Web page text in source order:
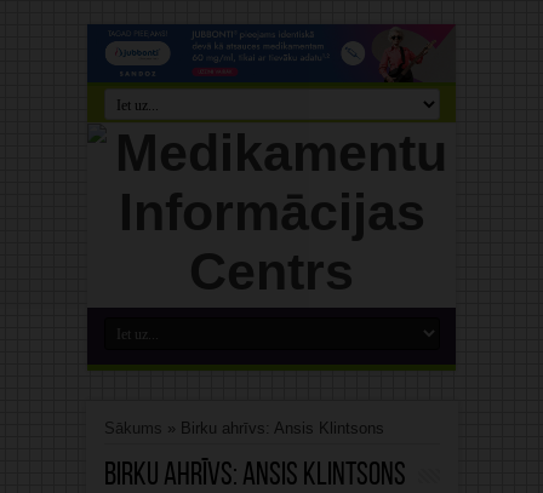
Sākums » Birku ahrīvs: Ansis Klintsons
Birku ahrīvs: Ansis Klintsons